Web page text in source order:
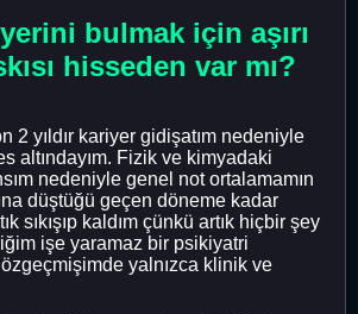
bulmak için aşırı
hisseden var mı?
2 yıldır kariyer gidişatım nedeniyle
altındayım. Fizik ve kimyadaki
nedeniyle genel not ortalamamın
düştüğü geçen döneme kadar
sıkışıp kaldım çünkü artık hiçbir şey
işe yaramaz bir psikiyatri
yalnızca klinik ve